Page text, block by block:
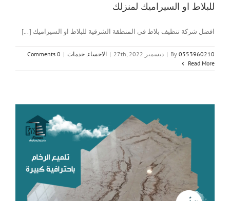
للبلاط او السيراميك لمنزلك
افضل شركة تنظيف بلاط في المنطقة الشرقية للبلاط او السيراميك [...]
By 0553960210
| ديسمبر 27th, 2022 | الاحساء خدمات |
0 Comments
Read More